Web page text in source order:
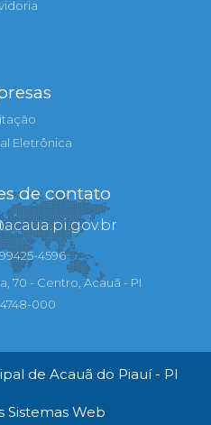
Eletrônica
de contato
4596
70 - Centro, Acauã - PI
000
de Acauã do Piauí - PI
Sistemas Web